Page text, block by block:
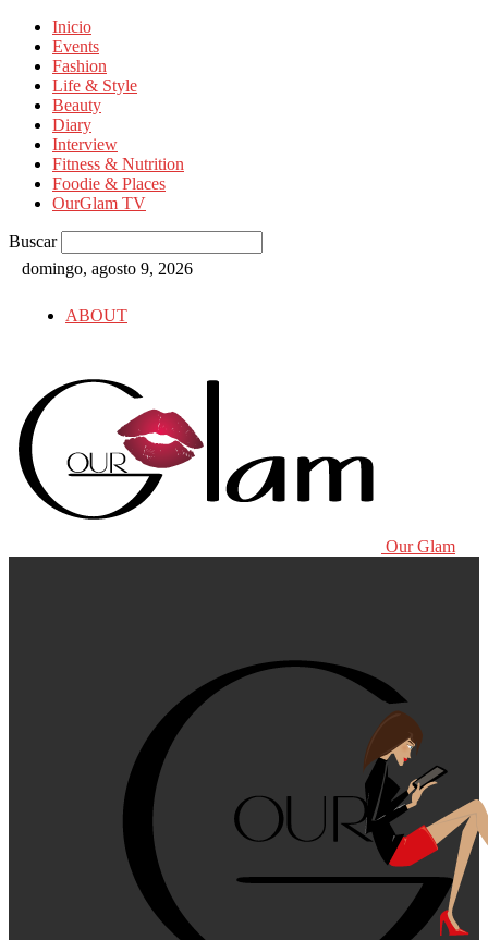
Inicio
Events
Fashion
Life & Style
Beauty
Diary
Interview
Fitness & Nutrition
Foodie & Places
OurGlam TV
Buscar
domingo, agosto 9, 2026
ABOUT
Our Glam